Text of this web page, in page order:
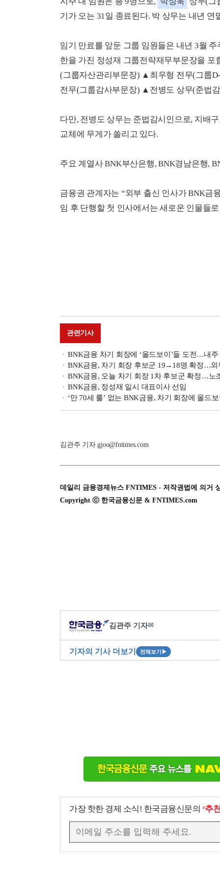
기가 오는 31일 종료된다. 박 상무는 내년 연
임기 만료를 앞둔 그룹 임원들은 내년 3월
한을 가진 정성재 그룹전략재무부문장을
(그룹자산관리부문장) ▲최우형 전무(그룹
전무(그룹감사부문장) ▲전병도 상무(준법
다만, 전병도 상무는 준법감시인으로, 지배
교체에 무게가 쏠리고 있다.
주요 계열사 BNK부산은행, BNK경남은행,
금융권 관계자는 “외부 출신 인사가 BNK금
임 후 단행할 첫 인사에서는 새로운 인물들
관련기사
BNK금융 차기 회장에 ‘올드보이’들 도전…내
BNK금융, 차기 회장 후보군 19→18명 확정…외
BNK금융, 오늘 차기 회장 1차 후보군 확정…노
BNK금융, 정성재 일시 대표이사 선임
‘만 70세 룰’ 없는 BNK금융, 차기 회장에 올드
김관주 기자 gjoo@fntimes.com
데일리 금융경제뉴스 FNTIMES - 저작권법에 의거
Copyright ⓒ 한국금융신문 & FNTIMES.com
김관주 기자✉
기자의 기사 더보기 전체보기 ▶
가장 핫한 경제 소식! 한국금융신문의 ‘추